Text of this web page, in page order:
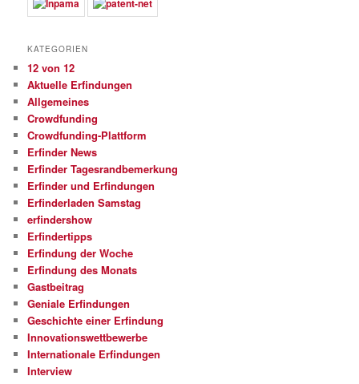
KATEGORIEN
12 von 12
Aktuelle Erfindungen
Allgemeines
Crowdfunding
Crowdfunding-Plattform
Erfinder News
Erfinder Tagesrandbemerkung
Erfinder und Erfindungen
Erfinderladen Samstag
erfindershow
Erfindertipps
Erfindung der Woche
Erfindung des Monats
Gastbeitrag
Geniale Erfindungen
Geschichte einer Erfindung
Innovationswettbewerbe
Internationale Erfindungen
Interview